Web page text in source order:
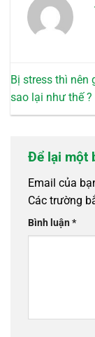
Bị stress thì nên
sao lại như thế ?
Để lại một
Email của
Các trường
Bình luận*